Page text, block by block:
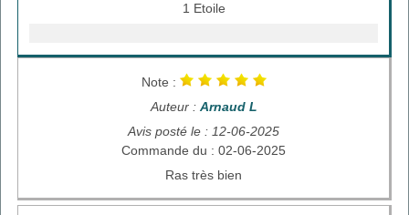
1 Etoile
Note :
Auteur : Arnaud L
Avis posté le : 12-06-2025
Commande du : 02-06-2025
Ras très bien